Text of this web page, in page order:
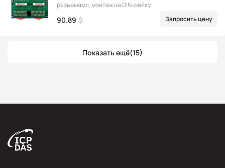
разъемами, монтаж на DIN-рейку
90.89 $ Запросить цену
Показать ещё(15)